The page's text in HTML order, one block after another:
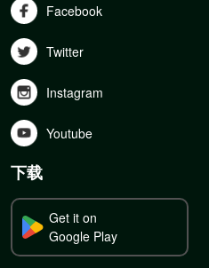
Facebook
Twitter
Instagram
Youtube
下载
Get it on
Google Play